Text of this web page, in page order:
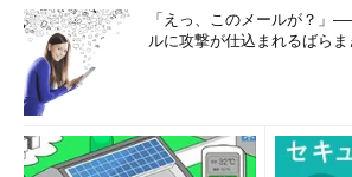
「えっ、このメールが？」
ルに攻撃が仕込まれるばら